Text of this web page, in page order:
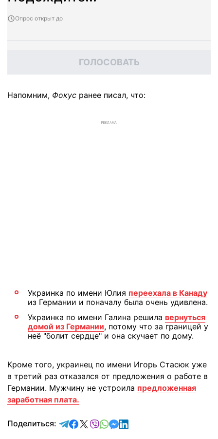
Опрос открыт до
ГОЛОСОВАТЬ
Напомним, Фокус ранее писал, что:
РЕКЛАМА
Украинка по имени Юлия переехала в Канаду
из Германии и поначалу была очень удивлена.
Украинка по имени Галина решила вернуться
домой из Германии, потому что за границей у
неё "болит сердце" и она скучает по дому.
Кроме того, украинец по имени Игорь Стасюк уже
в третий раз отказался от предложения о работе в
Германии. Мужчину не устроила предложенная
заработная плата.
Поделиться: отправить в Telegram
поделиться в Facebook
поделиться в X
отправить в Viber
отправить в Whatsapp
отправить в Messenger
отправить в LinkedIn